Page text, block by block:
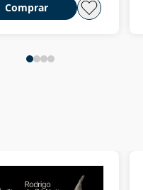
Comprar